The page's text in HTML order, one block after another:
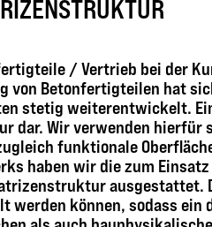
/ Vertrieb bei der
von Betonfertigteilen hat
stetig weiterentwickelt.
dar. Wir verwenden hierfür
funktionale
haben wir die zum
ausgestattet.
werden können, sodass